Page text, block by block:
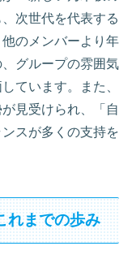
次世代を代表する
のメンバーより年
グループの雰囲気
ています。また、
見受けられ、「自
スが多くの支持を
れまでの歩み